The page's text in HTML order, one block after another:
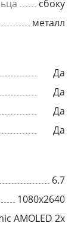
сбоку
металл
Да
Да
Да
Да
6.7
1080x2640
AMOLED 2x